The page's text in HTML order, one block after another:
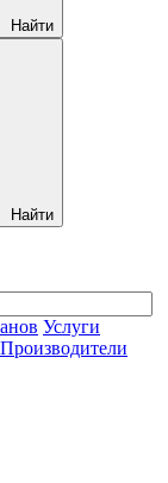
Найти
Найти
Услуги
Производители